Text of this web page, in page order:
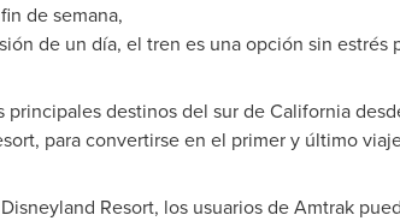
de semana,
de un día, el tren es una opción sin estrés
principales destinos del sur deCalifornia
para convertirse en el primer y último
Resort, los usuarios de Amtrak